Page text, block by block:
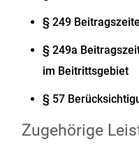
§ 249
§ 249a
im Beitrittsgebiet
§ 57
Zugehörige